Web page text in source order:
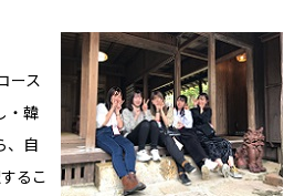
ース
・韓
、自
るこ